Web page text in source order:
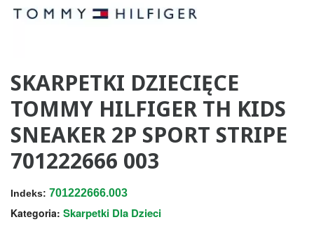
SKARPETKI DZIECIĘCE
TOMMY HILFIGER TH KIDS
SNEAKER 2P SPORT STRIPE
701222666 003
Indeks: 701222666.003
Kategoria: Skarpetki Dla Dzieci